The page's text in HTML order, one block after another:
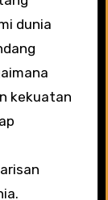
dunia
kekuatan